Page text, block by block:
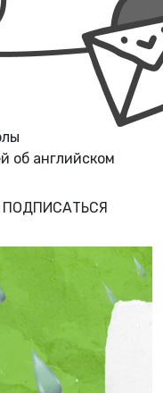
об английском
ПОДПИСАТЬСЯ